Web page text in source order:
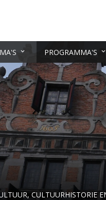
PROGRAMMA'S
CULTUURHISTORIE